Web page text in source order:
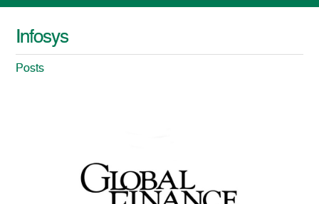
Infosys
Posts